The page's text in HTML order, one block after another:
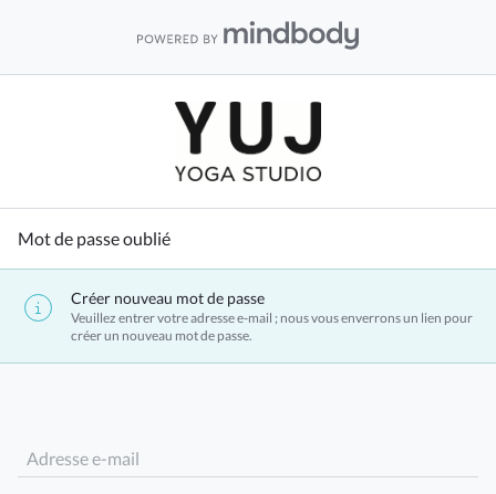
Mot de passe oublié
Créer nouveau mot de passe
Veuillez entrer votre adresse e-mail ; nous vous enverrons un lien pour
créer un nouveau mot de passe.
Adresse e-mail